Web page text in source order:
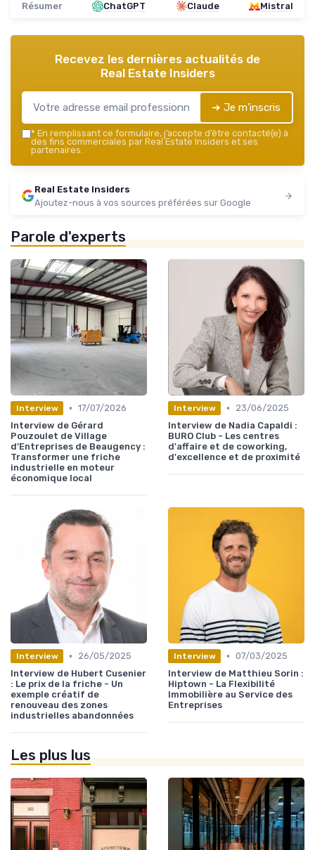
Résumer ChatGPT Claude Mistral
Recevez les dernières actualités de
Real Estate Insiders
➔ Je m'inscris
* En remplissant ce formulaire, j’accepte d’être contacté(e) à
des fins commerciales par Real Estate Insiders et ses
partenaires.
Real Estate Insiders
Ajoutez-nous à vos sources préférées sur Google
Parole d'experts
Interview • 17/07/2026
Interview de Gérard
Pouzoulet de Village
d’Entreprises de Beaugency :
Transformer une friche
industrielle en moteur
économique local
Interview •
23/06/2025
Interview de Nadia Capaldi :
BURO Club - Les centres
d'affaire et de coworking,
d'excellence et de proximité
Interview •
26/05/2025
Interview de Hubert Cusenier
: Le prix de la friche - Un
exemple créatif de
renouveau des zones
industrielles abandonnées
Interview • 07/03/2025
Interview de Matthieu Sorin :
Hiptown - La Flexibilité
Immobilière au Service des
Entreprises
Les plus lus